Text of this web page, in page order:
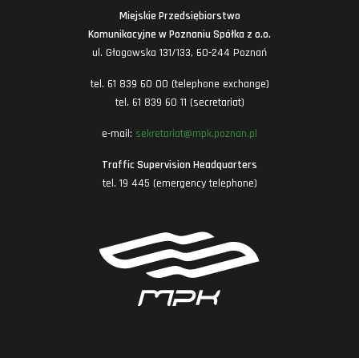
Miejskie Przedsiębiorstwo
Komunikacyjne w Poznaniu Spółka z o.o.
ul. Głogowska 131/133, 60-244 Poznań
tel. 61 839 60 00 (telephone exchange)
tel. 61 839 60 11 (secretariat)
e-mail: sekretariat@mpk.poznan.pl
Traffic Supervision Headquarters
tel. 19 445 (emergency telephone)